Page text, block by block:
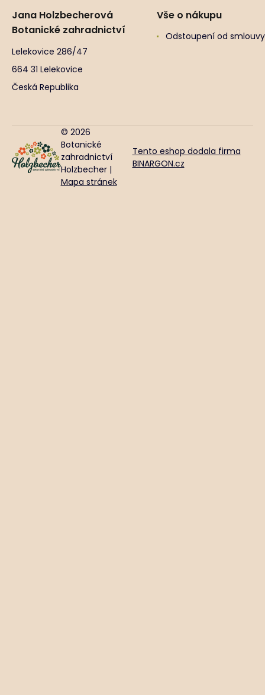
Jana Holzbecherová
Botanické zahradnictví
Lelekovice 286/47
664 31 Lelekovice
Česká Republika
Vše o nákupu
Odstoupení od smlouvy
© 2026
Botanické
zahradnictví
Holzbecher |
Mapa stránek
Tento eshop dodala firma
BINARGON.cz